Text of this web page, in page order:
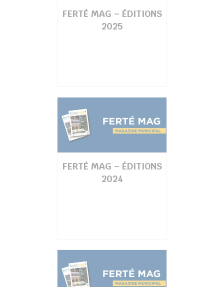
FERTÉ MAG – ÉDITIONS
2025
FERTÉ MAG – ÉDITIONS
2024